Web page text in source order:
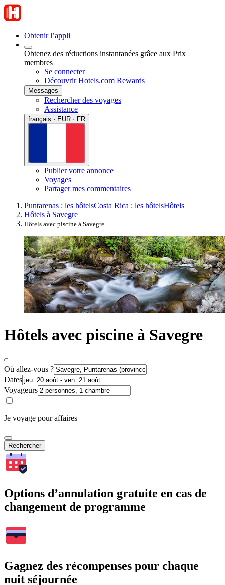
Obtenir l’appli
Obtenez des réductions instantanées grâce aux Prix
membres
Se connecter
Découvrir Hotels.com Rewards
Messages
Rechercher des voyages
Assistance
français · EUR · FR
Publier votre annonce
Voyages
Partager mes commentaires
Puntarenas : les hôtelsCosta Rica : les hôtelsHôtels
Hôtels à Savegre
Hôtels avec piscine à Savegre
Hôtels avec piscine à Savegre
Où allez-vous ?
Dates
Voyageurs
Je voyage pour affaires
Rechercher
Options d’annulation gratuite en cas de
changement de programme
Gagnez des récompenses pour chaque
nuit séjournée